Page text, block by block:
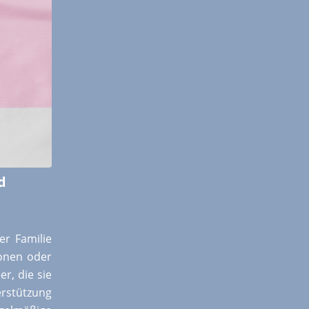
Familie
oder
die sie